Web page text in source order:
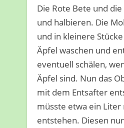
Die Rote Bete und die
und halbieren. Die
und in kleinere
Äpfel waschen und
eventuell schälen,
Äpfel sind. Nun das
mit dem Entsafter
müsste etwa ein Liter
entstehen. Diesen